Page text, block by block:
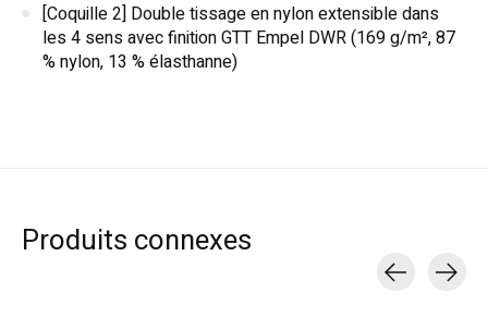
[Coquille 2] Double tissage en nylon extensible dans
les 4 sens avec finition GTT Empel DWR (169 g/m², 87
% nylon, 13 % élasthanne)
Produits connexes